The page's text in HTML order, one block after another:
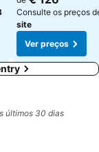
Consulte os preços
site
Ver preços
últimos 30 dias